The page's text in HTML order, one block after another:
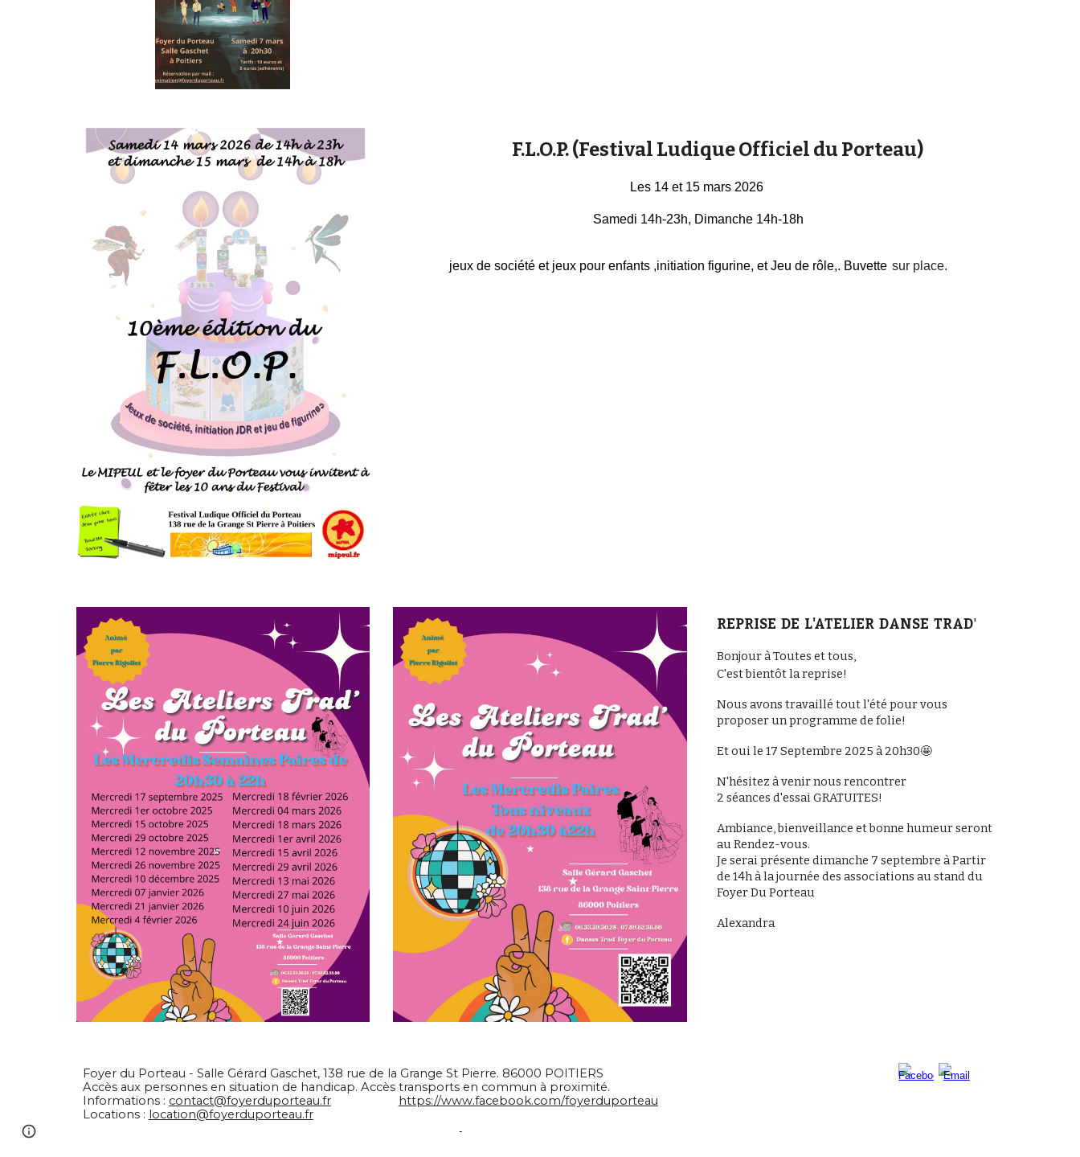
F.L.O.P. (Festival Ludique Officiel du Porteau)
Les 14 et 15 mars 2026
Samedi 14h-23h, Dimanche 14h-18h
jeux de société et jeux pour enfants ,initiation figurine, et Jeu de rôle,. Buvette sur place.
REPRISE DE L'ATELIER DANSE TRAD'
Bonjour à Toutes et tous,
C'est bientôt la reprise!
Nous avons travaillé tout l'été pour vous
proposer un programme de folie!
Et oui le 17 Septembre 2025 à 20h30🤩
N'hésitez à venir nous rencontrer
2 séances d'essai GRATUITES!
Ambiance, bienveillance et bonne humeur seront
au Rendez-vous.
Je serai présente dimanche 7 septembre à Partir
de 14h à la journée des associations au stand du
Foyer Du Porteau
Alexandra
Foyer du Porteau - Salle Gérard Gaschet, 138 rue de la Grange St Pierre. 86000 POITIERS
Accès aux personnes en situation de handicap. Accès transports en commun à proximité.
Informations : contact@foyerduporteau.fr
https://www.facebook.com/foyerduporteau
Locations : location@foyerduporteau.fr